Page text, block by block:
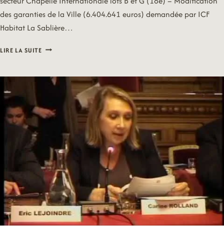
des garanties de la Ville (6.404.641 euros) demandée par ICF
Habitat La Sablière…
LIRE LA SUITE18/03/07
&